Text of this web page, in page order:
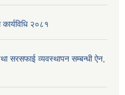
२०८१
सरसफाई व्यवस्थापन सम्बन्धी ऐन,